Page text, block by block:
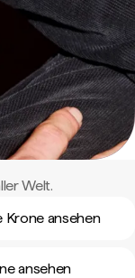
Welt.
Krone ansehen
ansehen